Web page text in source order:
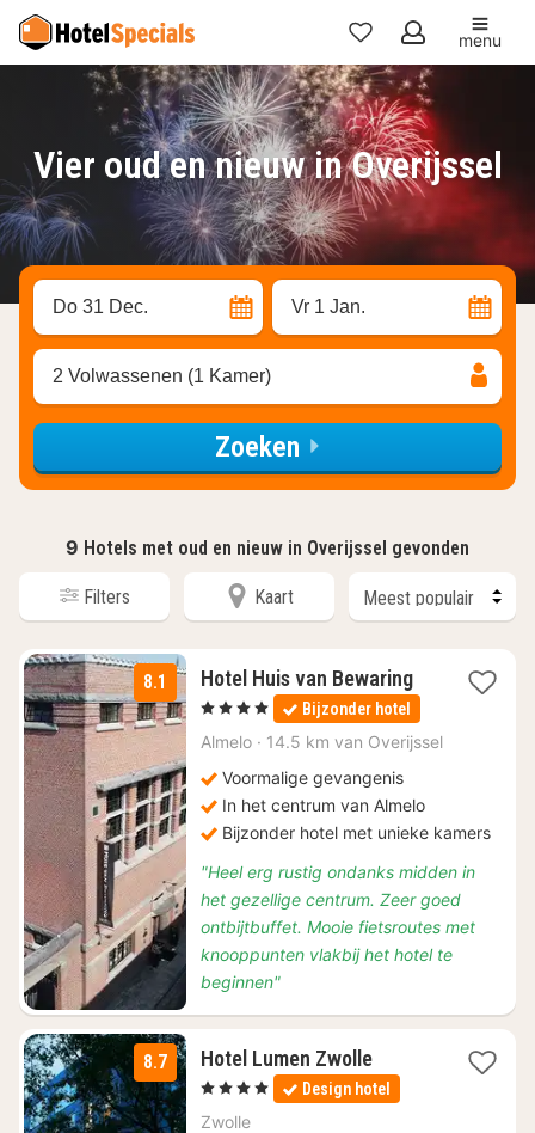
Mijn
favorieten
menu
Vier oud en nieuw in Overijssel
Do 31 Dec. Vr 1 Jan.
2 Volwassenen (1 Kamer)
Zoeken
9 Hotels met oud en nieuw in Overijssel gevonden
Filters Kaart
8.1 Hotel Huis van Bewaring1
nacht
vanaf
€
, 4 Sterren Bijzonder hotel
Almelo · 14.5 km van Overijssel
Voormalige gevangenis
In het centrum van Almelo
Bijzonder hotel met unieke kamers
"Heel erg rustig ondanks midden in
het gezellige centrum. Zeer goed
ontbijtbuffet. Mooie fietsroutes met
knooppunten vlakbij het hotel te
beginnen"
8.7 Hotel Lumen Zwolle1
nacht
vanaf
, 4 Sterren Design hotel
Zwolle